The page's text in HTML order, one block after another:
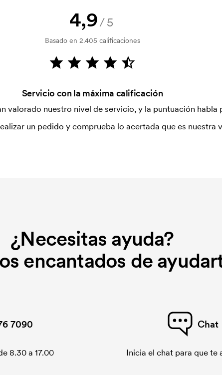
4,9/5
Basado en 2.405 calificaciones
Servicio con la máxima calificación
valorado nuestro nivel de servicio, y la puntuación habla
un pedido y comprueba lo acertada que es nuestra
¿Necesitas ayuda?
encantados de
7090
8.30 a 17.00
Chat
Inicia el chat para que te